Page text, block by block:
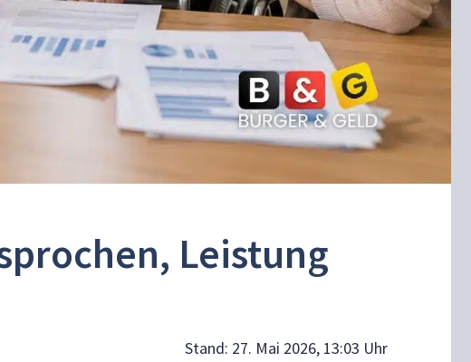
Leistung
Stand: 27. Mai 2026, 13:03 Uhr